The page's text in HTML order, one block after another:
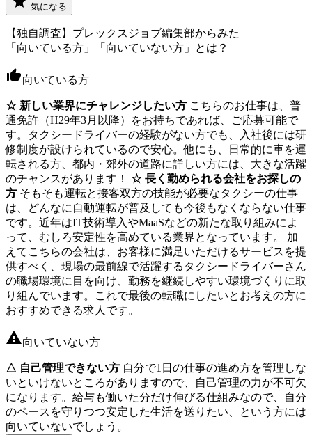
気になる
【独自調査】プレックスジョブ編集部からみた
「向いている方」「向いていない方」とは？
向いている方
☆ 新しい業界にチャレンジしたい方 こちらのお仕事は、普
通免許（H29年3月以降）をお持ちであれば、ご応募可能で
す。タクシードライバーの経験がない方でも、入社後には研
修制度が設けられているので安心。他にも、日常的に車を運
転される方、都内・郊外の道路に詳しい方には、大きな活躍
のチャンスがあります！ ☆ 長く勤められる会社をお探しの
方 そもそも運転と接客双方の技能が必要なタクシーの仕事
は、どんなに自動運転が普及しても今後もなくならない仕事
です。近年はIT技術導入やMaaSなどの新たな取り組みによ
って、むしろ安定性を高めている業界となっています。 加
えてこちらの会社は、お客様に満足いただけるサービスを提
供すべく、現場の最前線で活躍するタクシードライバーさん
の職場環境に目を向け、勤務を継続しやすい環境づくりに取
り組んでいます。これで最後の転職にしたいとお考えの方に
おすすめできる求人です。
向いていない方
△ 自己管理できない方 自分で1日の仕事の進め方を管理しな
いといけないところがありますので、自己管理の力が不可欠
になります。給与も働いた分だけ伸びる仕組みなので、自分
のペースを守りつつ安定した生活を送りたい、という方には
向いていないでしょう。